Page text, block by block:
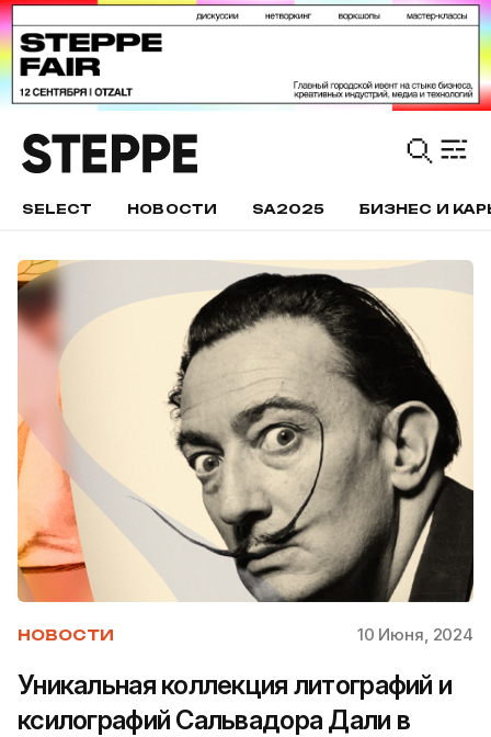
SELECT НОВОСТИ SA2025 БИЗНЕС И
НОВОСТИ 10 Июня, 2024
Уникальная коллекция литографий и
ксилографий Сальвадора Дали в